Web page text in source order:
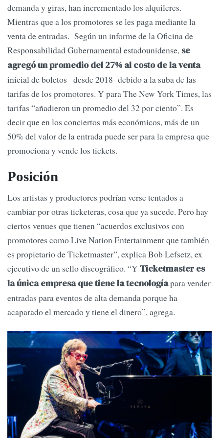
demanda y giras, han incrementado los alquileres.
Mientras que a los promotores se les paga mediante la
venta de entradas. Según un informe de la Oficina de
Responsabilidad Gubernamental estadounidense, se
agregó un promedio del 27% al costo de la venta
inicial de boletos –desde 2018- debido a la suba de las
tarifas de los promotores. Y para The New York Times, las
tarifas “añadieron un promedio del 32 por ciento”. Es
decir que en los conciertos más económicos, más de un
50% del valor de la entrada puede ser para la empresa que
promociona y vende los tickets.
Posición
Los artistas y productores podrían verse tentados a
cambiar por otras ticketeras, cosa que ya sucede. Pero hay
ciertos venues que tienen “acuerdos exclusivos con
promotores como Live Nation Entertainment que también
es propietario de Ticketmaster”, explica Bob Lefsetz, ex
ejecutivo de un sello discográfico. “Y Ticketmaster es
la única empresa que tiene la tecnologíapara vender
entradas para eventos de alta demanda porque ha
acaparado el mercado y tiene el dinero”, agrega.